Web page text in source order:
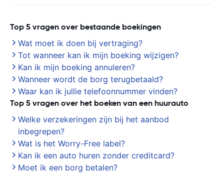
Top 5 vragen over bestaande boekingen
Wat moet ik doen bij vertraging?
Tot wanneer kan ik mijn boeking wijzigen?
Kan ik mijn boeking annuleren?
Wanneer wordt de borg terugbetaald?
Waar kan ik jullie telefoonnummer vinden?
Top 5 vragen over het boeken van een huurauto
Welke verzekeringen zijn bij het aanbod
inbegrepen?
Wat is het Worry-Free label?
Kan ik een auto huren zonder creditcard?
Moet ik een borg betalen?